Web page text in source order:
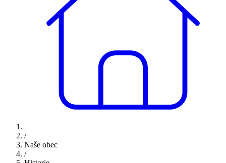
/
Naše obec
/